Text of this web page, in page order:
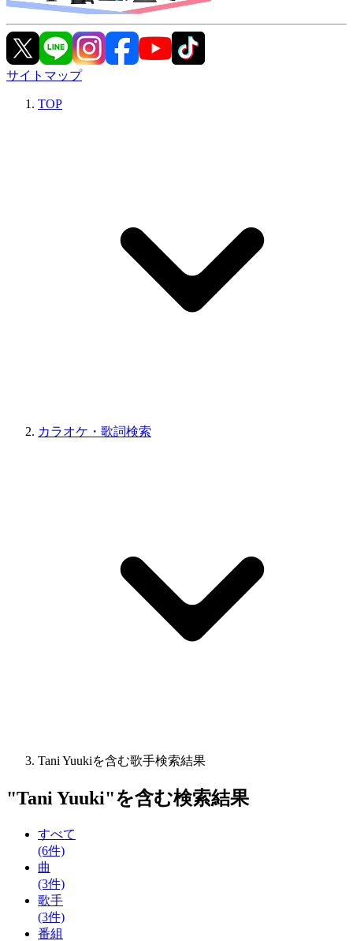
サイトマップ
TOP
カラオケ・歌詞検索
Tani Yuukiを含む歌手検索結果
"Tani Yuuki"を含む検索結果
すべて
(6件)
曲
(3件)
歌手
(3件)
番組